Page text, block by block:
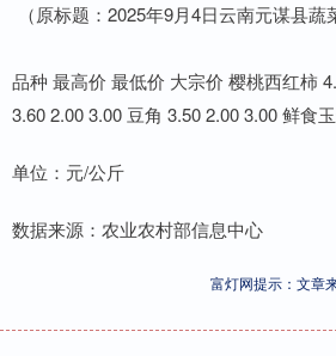
（原标题：2025年9月4日云南元谋县
品种 最高价 最低价 大宗价 樱桃西红柿
3.60 2.00 3.00 豆角 3.50 2.00 3.00 鲜食
单位：元/公斤
数据来源：农业农村部信息中心
富灯网提示：文章